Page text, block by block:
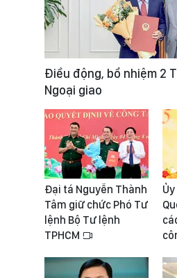
Điều động, bổ nhiệm 2
Ngoại giao
Đại tá Nguyễn Thành
Tâm giữ chức Phó Tư
lệnh Bộ Tư lệnh
TPHCM